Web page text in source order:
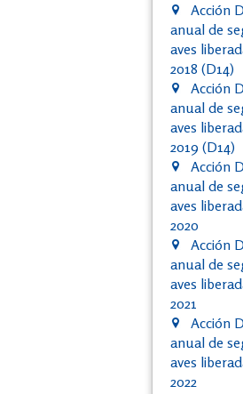
Acción
anual de
aves
2018 (D14)
Acción
anual de
aves
2019 (D14)
Acción
anual de
aves
2020
Acción
anual de
aves
2021
Acción
anual de
aves
2022